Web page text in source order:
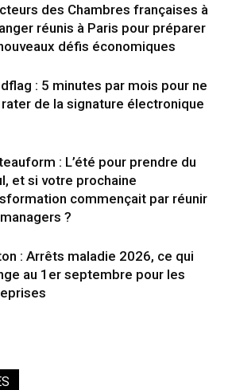
des Chambres françaises à
réunis à Paris pour préparer
défis économiques
: 5 minutes par mois pour ne
de la signature électronique
: L’été pour prendre du
et si votre prochaine
commençait par réunir
?
: Arrêts maladie 2026, ce qui
au 1er septembre pour les